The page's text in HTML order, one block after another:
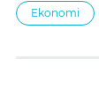
Ekonomi